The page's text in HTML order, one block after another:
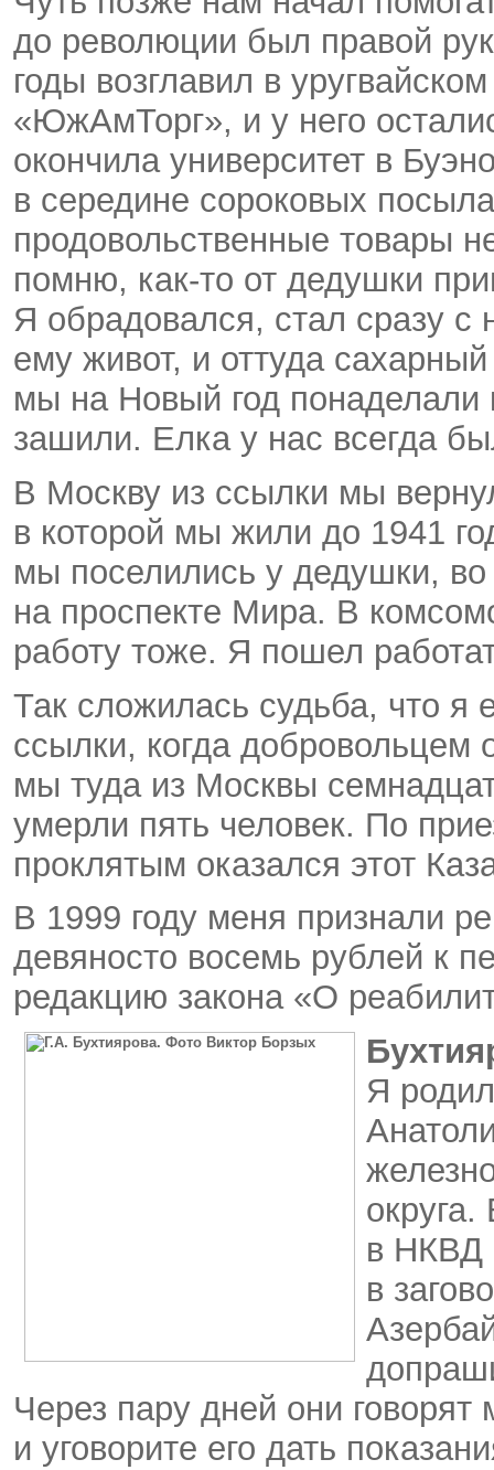
до революции был правой
годы возглавил в
«ЮжАмТорг», и у него
окончила университет в
в середине сороковых
продовольственные товары
помню, как-то от дедушки
Я обрадовался, стал сразу с
ему живот, и оттуда
мы на Новый год
зашили. Елка у нас всегда
В Москву из ссылки мы
в которой мы жили до 1941
мы поселились у дедушки, во
на проспекте Мира. В
работу тоже. Я пошел
Так сложилась судьба, что я
ссылки, когда добровольцем
мы туда из Москвы
умерли пять человек. По
проклятым оказался этот
В 1999 году меня признали
девяносто восемь рублей к
редакцию закона «О
Я
в НКВД
в
Через пару дней они
и уговорите его дать